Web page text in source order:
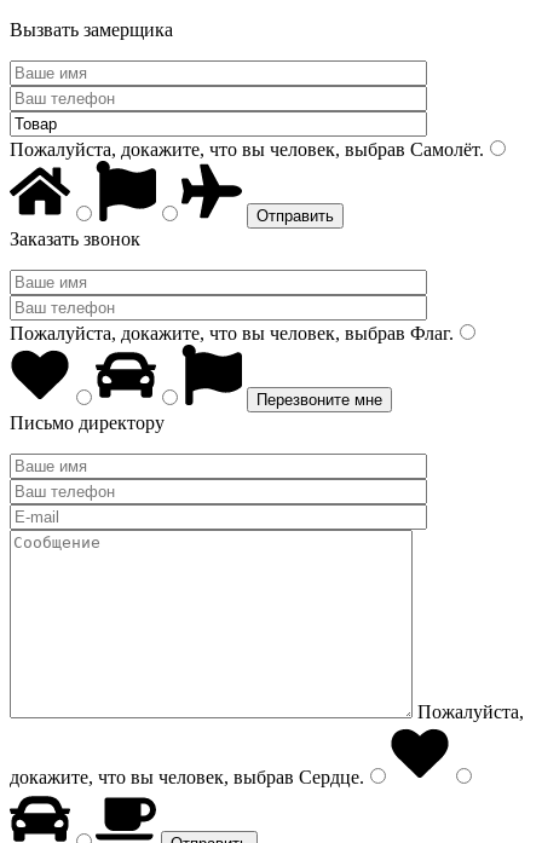
Вызвать замерщика
Пожалуйста, докажите, что вы человек, выбрав Самолёт.
Заказать звонок
Пожалуйста, докажите, что вы человек, выбрав Флаг.
Письмо директору
Пожалуйста,
докажите, что вы человек, выбрав Сердце.